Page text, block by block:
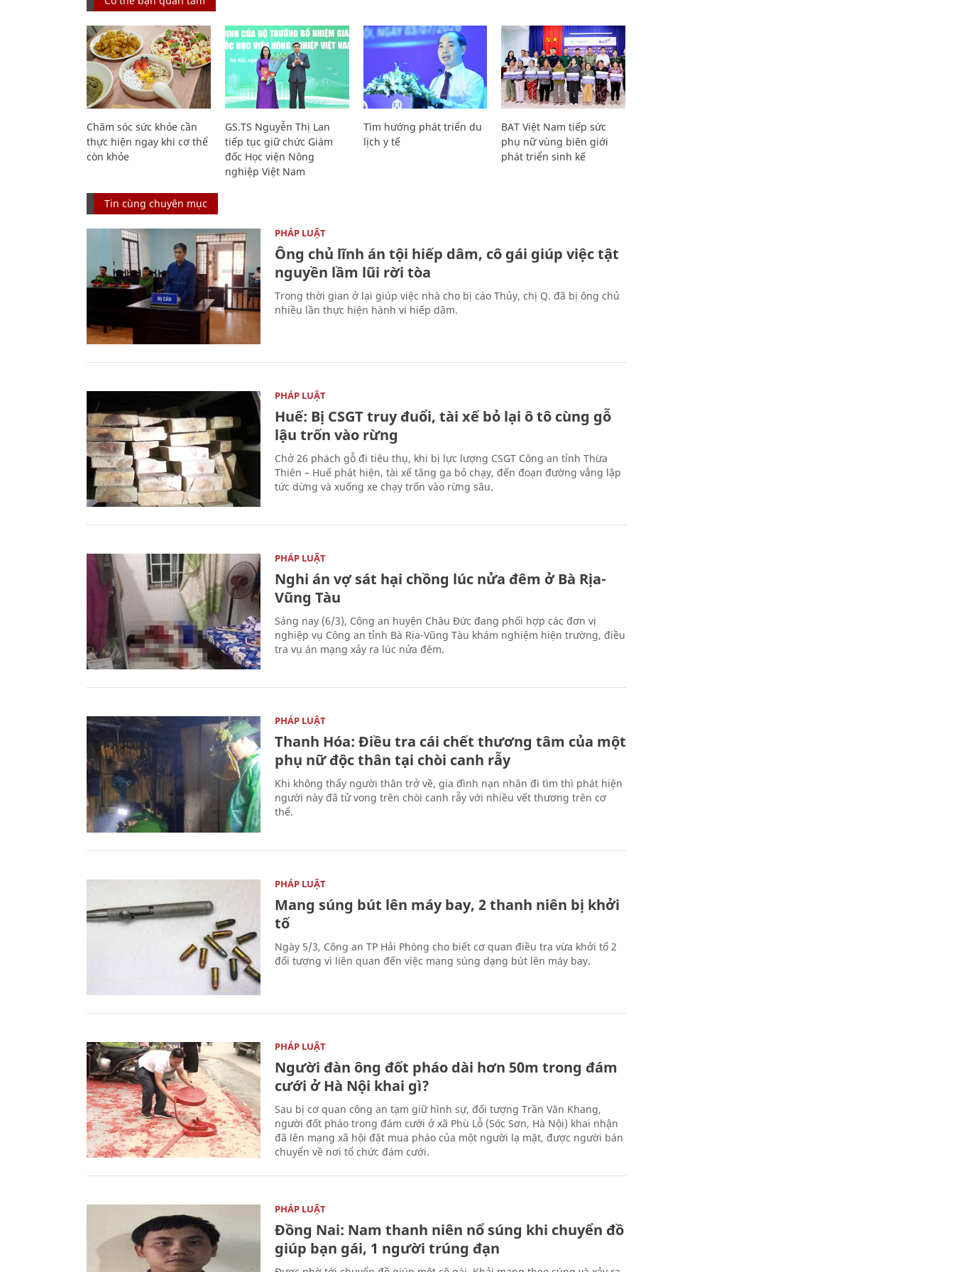
Chăm sóc sức khỏe cần
thực hiện ngay khi cơ thể
còn khỏe
GS.TS Nguyễn Thị Lan
tiếp tục giữ chức Giám
đốc Học viện Nông
nghiệp Việt Nam
Tìm hướng phát triển du
lịch y tế
BAT Việt Nam tiếp sức
phụ nữ vùng biên giới
phát triển sinh kế
Tin cùng chuyên mục
PHÁP LUẬT
Ông chủ lĩnh án tội hiếp dâm, cô gái giúp việc tật
nguyền lầm lũi rời tòa
Trong thời gian ở lại giúp việc nhà cho bị cáo Thủy, chị Q. đã bị ông chủ
nhiều lần thực hiện hành vi hiếp dâm.
PHÁP LUẬT
Huế: Bị CSGT truy đuổi, tài xế bỏ lại ô tô cùng gỗ
lậu trốn vào rừng
Chở 26 phách gỗ đi tiêu thụ, khi bị lực lượng CSGT Công an tỉnh Thừa
Thiên – Huế phát hiện, tài xế tăng ga bỏ chạy, đến đoạn đường vắng lập
tức dừng và xuống xe chạy trốn vào rừng sâu.
PHÁP LUẬT
Nghi án vợ sát hại chồng lúc nửa đêm ở Bà Rịa-
Vũng Tàu
Sáng nay (6/3), Công an huyện Châu Đức đang phối hợp các đơn vị
nghiệp vụ Công an tỉnh Bà Rịa-Vũng Tàu khám nghiệm hiện trường, điều
tra vụ án mạng xảy ra lúc nửa đêm.
PHÁP LUẬT
Thanh Hóa: Điều tra cái chết thương tâm của một
phụ nữ độc thân tại chòi canh rẫy
Khi không thấy người thân trở về, gia đình nạn nhân đi tìm thì phát hiện
người này đã tử vong trên chòi canh rẫy với nhiều vết thương trên cơ
thể.
PHÁP LUẬT
Mang súng bút lên máy bay, 2 thanh niên bị khởi
tố
Ngày 5/3, Công an TP Hải Phòng cho biết cơ quan điều tra vừa khởi tố 2
đối tượng vì liên quan đến việc mang súng dạng bút lên máy bay.
PHÁP LUẬT
Người đàn ông đốt pháo dài hơn 50m trong đám
cưới ở Hà Nội khai gì?
Sau bị cơ quan công an tạm giữ hình sự, đối tượng Trần Văn Khang,
người đốt pháo trong đám cưới ở xã Phù Lỗ (Sóc Sơn, Hà Nội) khai nhận
đã lên mạng xã hội đặt mua pháo của một người lạ mặt, được người bán
chuyển về nơi tổ chức đám cưới.
PHÁP LUẬT
Đồng Nai: Nam thanh niên nổ súng khi chuyển đồ
giúp bạn gái, 1 người trúng đạn